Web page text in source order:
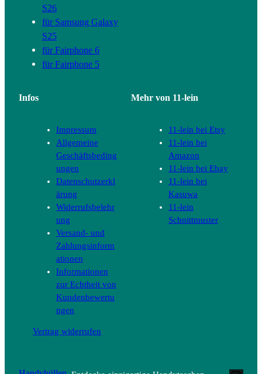
S26
für Samsung Galaxy
S25
für Fairphone 6
für Fairphone 5
Infos
Impressum
Allgemeine
Geschäftsbeding
ungen
Datenschutzerkl
ärung
Widerrufsbelehr
ung
Versand- und
Zahlungsinform
ationen
Informationen
zur Echtheit von
Kundenbewertu
ngen
Vertrag widerrufen
Mehr von 11-lein
11-lein bei Etsy
11-lein bei
Amazon
11-lein bei Ebay
11-lein bei
Kasuwa
11-lein
Schnittmuster